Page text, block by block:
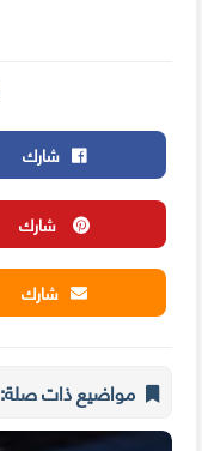
شارك
شارك
شارك
مواضيع ذات صلة: